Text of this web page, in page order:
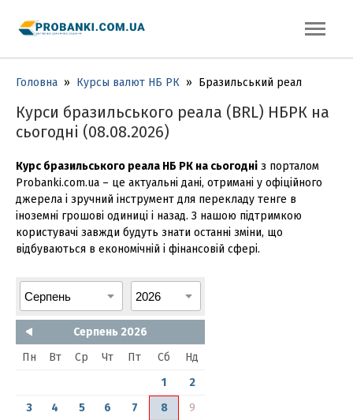
Головна » Курсы валют НБ РК » Бразильський реал
Курси бразильського реала (BRL) НБРК на
сьогодні (08.08.2026)
Курс бразильського реала НБ РК на сьогодні з порталом
Probanki.com.ua – це актуальні дані, отримані у офіційного
джерела і зручний інструмент для перекладу тенге в
іноземні грошові одиниці і назад. З нашою підтримкою
користувачі завжди будуть знати останні зміни, що
відбуваються в економічній і фінансовій сфері.
Серпень 2026
Пн
Вт Ср Чт Пт Сб
Нд
1
2
3
4 5 6 7 8
9